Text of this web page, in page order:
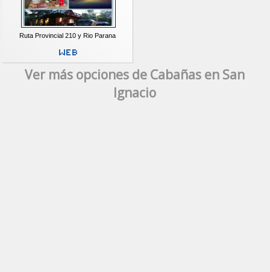
Ruta Provincial 210 y Rio Parana
Ver más opciones de Cabañas en San
Ignacio